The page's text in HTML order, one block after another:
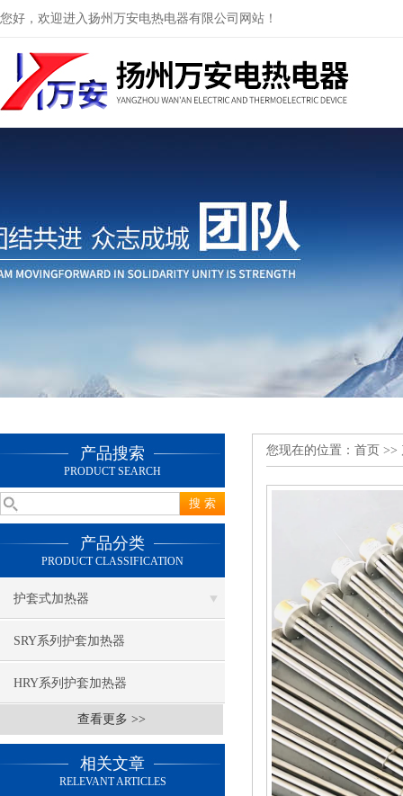
您好，欢迎进入扬州万安电热电器有限公司网站！
产品搜索
PRODUCT SEARCH
产品分类
PRODUCT CLASSIFICATION
护套式加热器
SRY系列护套加热器
HRY系列护套加热器
查看更多 >>
相关文章
RELEVANT ARTICLES
您现在的位置： 首页 >>